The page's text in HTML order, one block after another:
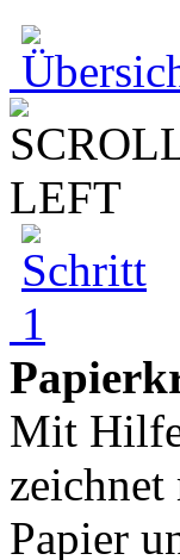
Mit Hilfe
Papier